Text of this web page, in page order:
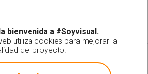
bienvenida a #Soyvisual.
utiliza cookies para mejorar la
del proyecto.
! Not valid!